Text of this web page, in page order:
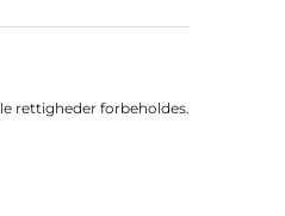
rettigheder forbeholdes.